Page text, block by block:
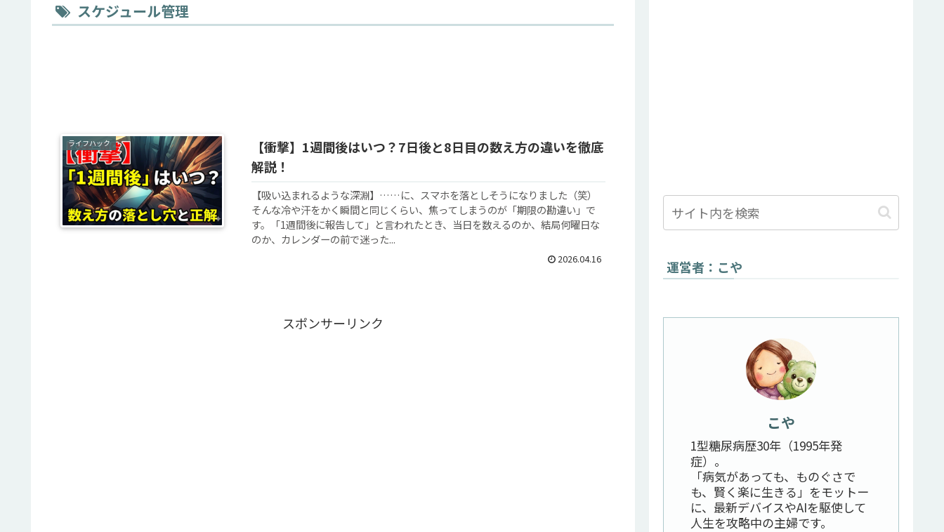
スケジュール管理
ライフハック
【衝撃】1週間後はいつ？7日後と8日目の数え方の違いを徹底
解説！
【吸い込まれるような深淵】……に、スマホを落としそうになりました（笑）
そんな冷や汗をかく瞬間と同じくらい、焦ってしまうのが「期限の勘違い」で
す。「1週間後に報告して」と言われたとき、当日を数えるのか、結局何曜日な
のか、カレンダーの前で迷った...
2026.04.16
スポンサーリンク
運営者：こや
こや
1型糖尿病歴30年（1995年発
症）。
「病気があっても、ものぐさで
も、賢く楽に生きる」をモットー
に、最新デバイスやAIを駆使して
人生を攻略中の主婦です。